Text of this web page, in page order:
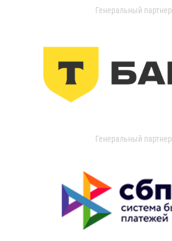
Генеральный партнер
Генеральный партнер